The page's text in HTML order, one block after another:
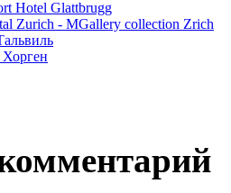
Hotel Glattbrugg
Zurich - MGallery collection Zrich